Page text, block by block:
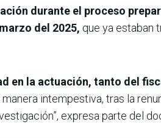
durante el proceso
del 2025, que ya estaban
en la actuación, tanto del
intempestiva, tras la
expresa parte del